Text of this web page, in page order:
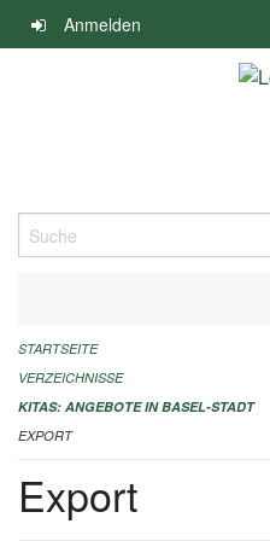
Navigation
überspringen
Anmelden
Suche
ALLGEMEINE INFORMATIONEN
IMPRESSUM
STARTSEITE
VERZEICHNISSE
KITAS: ANGEBOTE IN BASEL-STADT
EXPORT
Export